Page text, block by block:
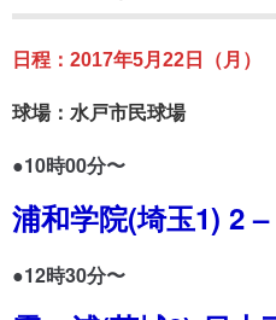
日程：2017年5月22日（月）
球場：水戸市民球場
●10時00分〜
浦和学院(埼玉1) 2
●12時30分〜